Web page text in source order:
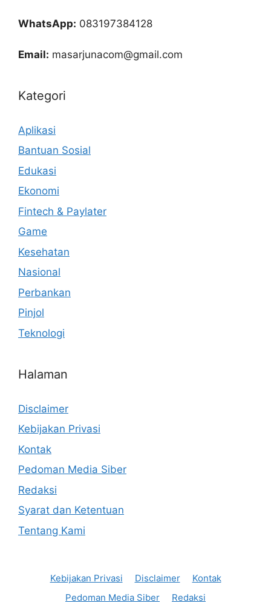
WhatsApp: 083197384128
Email: masarjunacom@gmail.com
Kategori
Aplikasi
Bantuan Sosial
Edukasi
Ekonomi
Fintech & Paylater
Game
Kesehatan
Nasional
Perbankan
Pinjol
Teknologi
Halaman
Disclaimer
Kebijakan Privasi
Kontak
Pedoman Media Siber
Redaksi
Syarat dan Ketentuan
Tentang Kami
Kebijakan Privasi Disclaimer
Kontak
Pedoman Media Siber
Redaksi